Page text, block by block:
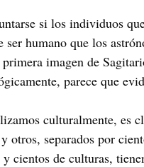
si los individuos
ser humano que los
imagen de
parece que
culturalmente, es
otros, separados por
cientos de culturas,